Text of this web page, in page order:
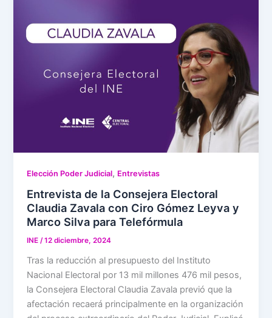
Elección Poder Judicial, Entrevistas
Entrevista de la Consejera Electoral
Claudia Zavala con Ciro Gómez Leyva y
Marco Silva para Telefórmula
INE/12 diciembre, 2024
Tras la reducción al presupuesto del Instituto
Nacional Electoral por 13 mil millones 476 mil pesos,
la Consejera Electoral Claudia Zavala previó que la
afectación recaerá principalmente en la organización